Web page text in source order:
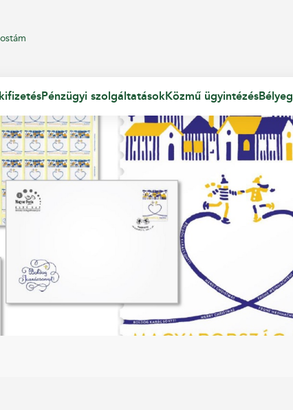
Pénzügyi szolgáltatásokKözmű ügyintézésBélyeg